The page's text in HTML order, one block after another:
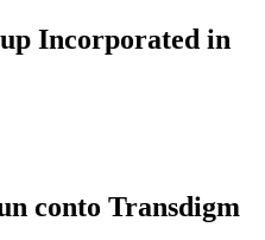
Incorporated in
conto Transdigm